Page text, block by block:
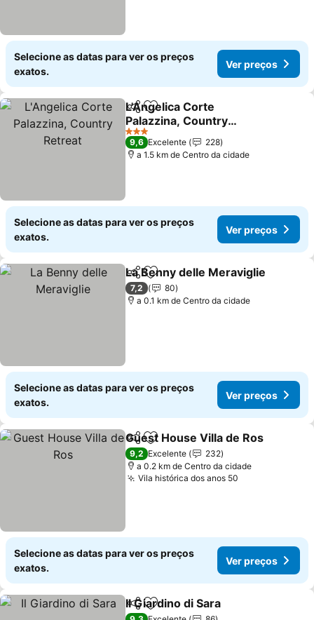
Selecione as datas para ver os preços
exatos.
Ver preços
PartilharAdicionar aos favoritos
L'Angelica Corte
Palazzina, Country
Retreat
Ver preços
3 Estrelas
9,6 Excelente
228
a 1.5 km de Centro da cidade
Selecione as datas para ver os preços
exatos.
Ver preços
PartilharAdicionar aos favoritos
La Benny delle Meraviglie
7,2
80
a 0.1 km de Centro da cidade
Selecione as datas para ver os preços
exatos.
Ver preços
PartilharAdicionar aos favoritos
Guest House Villa de Ros
9,2 Excelente
232
a 0.2 km de Centro da cidade
Vila histórica dos anos 50
Selecione as datas para ver os preços
exatos.
Ver preços
PartilharAdicionar aos favoritos
Il Giardino di Sara